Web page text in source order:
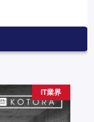
IT業界